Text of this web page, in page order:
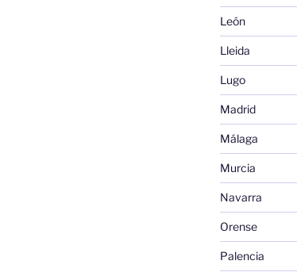
León
Lleida
Lugo
Madrid
Málaga
Murcia
Navarra
Orense
Palencia